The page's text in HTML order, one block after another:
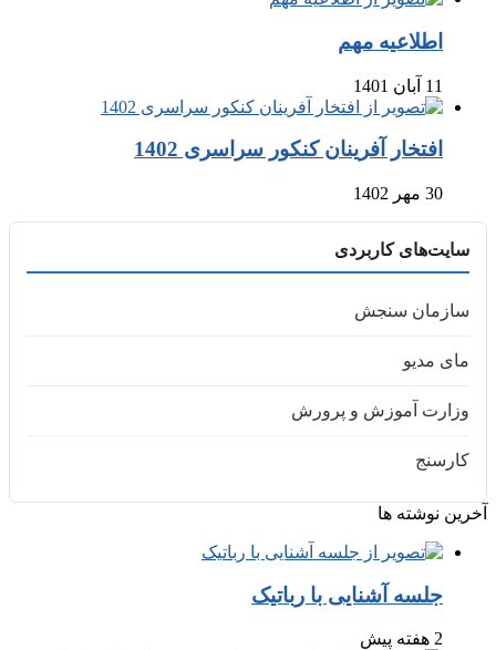
اطلاعیه مهم
11 آبان 1401
افتخار آفرینان کنکور سراسری 1402
30 مهر 1402
سایت‌های کاربردی
سازمان سنجش
مای مدیو
وزارت آموزش و پرورش
کارسنج
آخرین نوشته ها
جلسه آشنایی با رباتیک
2 هفته پیش